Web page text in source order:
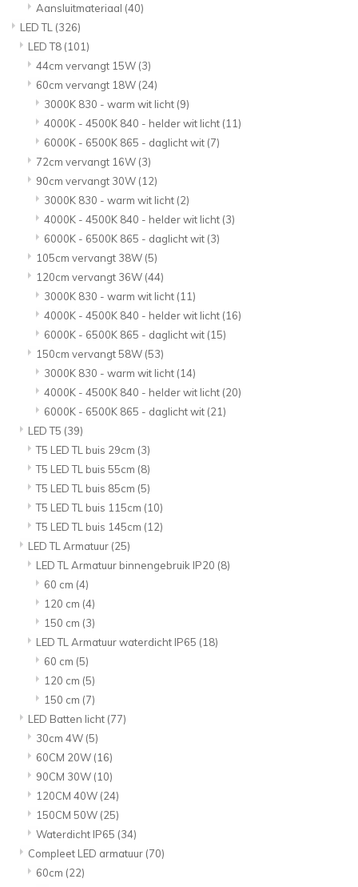
Aansluitmateriaal (40)
LED TL (326)
LED T8 (101)
44cm vervangt 15W (3)
60cm vervangt 18W (24)
3000K 830 - warm wit licht (9)
4000K - 4500K 840 - helder wit licht (11)
6000K - 6500K 865 - daglicht wit (7)
72cm vervangt 16W (3)
90cm vervangt 30W (12)
3000K 830 - warm wit licht (2)
4000K - 4500K 840 - helder wit licht (3)
6000K - 6500K 865 - daglicht wit (3)
105cm vervangt 38W (5)
120cm vervangt 36W (44)
3000K 830 - warm wit licht (11)
4000K - 4500K 840 - helder wit licht (16)
6000K - 6500K 865 - daglicht wit (15)
150cm vervangt 58W (53)
3000K 830 - warm wit licht (14)
4000K - 4500K 840 - helder wit licht (20)
6000K - 6500K 865 - daglicht wit (21)
LED T5 (39)
T5 LED TL buis 29cm (3)
T5 LED TL buis 55cm (8)
T5 LED TL buis 85cm (5)
T5 LED TL buis 115cm (10)
T5 LED TL buis 145cm (12)
LED TL Armatuur (25)
LED TL Armatuur binnengebruik IP20 (8)
60 cm (4)
120 cm (4)
150 cm (3)
LED TL Armatuur waterdicht IP65 (18)
60 cm (5)
120 cm (5)
150 cm (7)
LED Batten licht (77)
30cm 4W (5)
60CM 20W (16)
90CM 30W (10)
120CM 40W (24)
150CM 50W (25)
Waterdicht IP65 (34)
Compleet LED armatuur (70)
60cm (22)